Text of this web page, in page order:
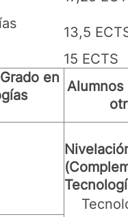
13,5
15 ECTS
en